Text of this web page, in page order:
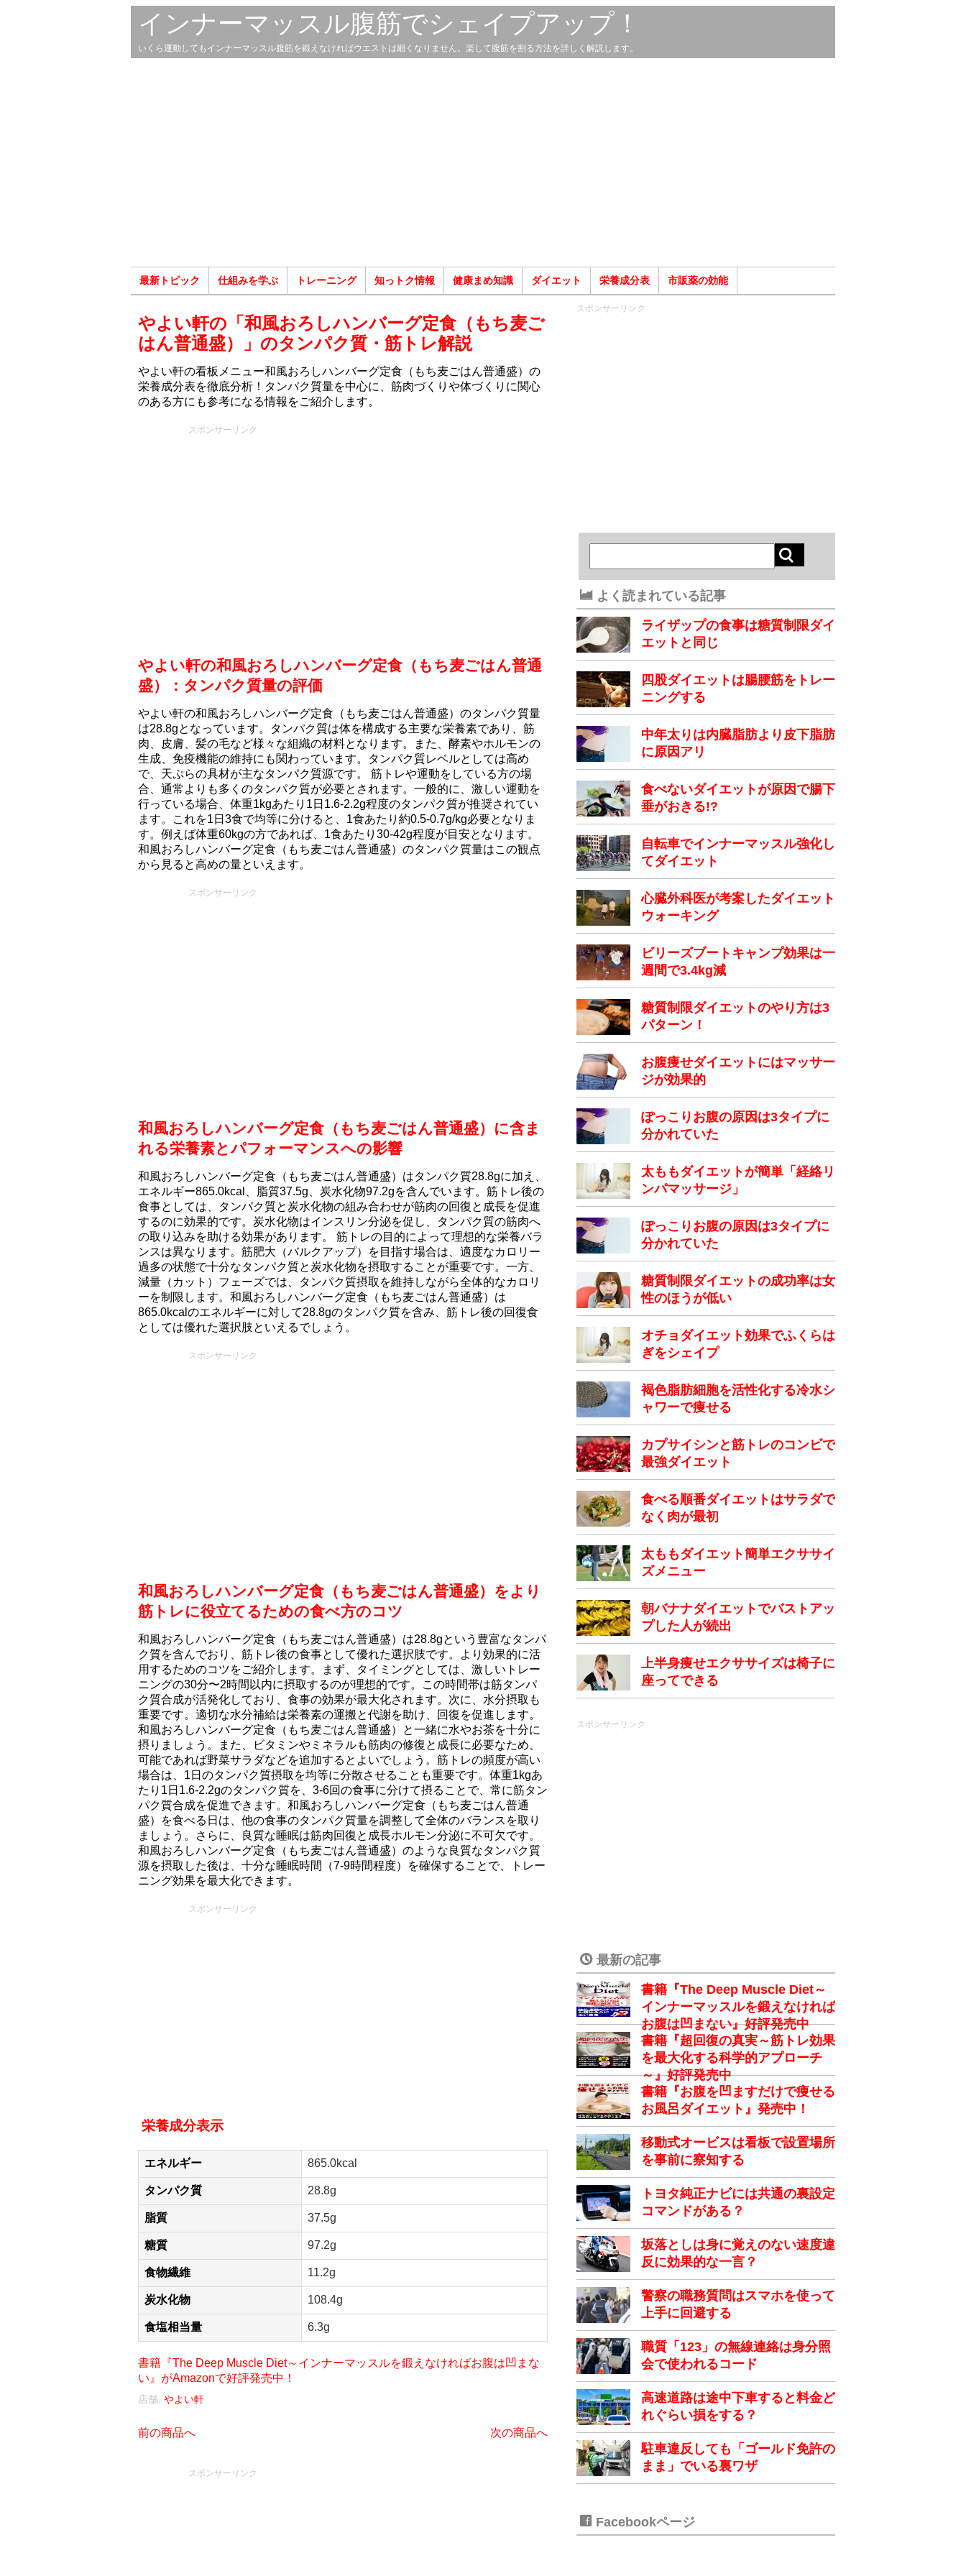
インナーマッスル腹筋でシェイプアップ！
いくら運動してもインナーマッスル腹筋を鍛えなければウエストは細くなりません。楽して腹筋を割る方法を詳しく解説します。
最新トピック 仕組みを学ぶ トレーニング 知っトク情報 健康まめ知識 ダイエット 栄養成分表 市販薬の効能
やよい軒の「和風おろしハンバーグ定食（もち⻨ご
はん普通盛）」のタンパク質・筋トレ解説
やよい軒の看板メニュー和風おろしハンバーグ定食（もち⻨ごはん普通盛）の
栄養成分表を徹底分析！タンパク質量を中心に、筋肉づくりや体づくりに関心
のある方にも参考になる情報をご紹介します。
スポンサーリンク
やよい軒の和風おろしハンバーグ定食（もち⻨ごはん普通
盛）：タンパク質量の評価
やよい軒の和風おろしハンバーグ定食（もち⻨ごはん普通盛）のタンパク質量
は28.8gとなっています。タンパク質は体を構成する主要な栄養素であり、筋
肉、皮膚、髪の毛など様々な組織の材料となります。また、酵素やホルモンの
生成、免疫機能の維持にも関わっています。タンパク質レベルとしては高め
で、天ぷらの具材が主なタンパク質源です。 筋トレや運動をしている方の場
合、通常よりも多くのタンパク質が必要とされます。一般的に、激しい運動を
行っている場合、体重1kgあたり1日1.6-2.2g程度のタンパク質が推奨されてい
ます。これを1日3食で均等に分けると、1食あたり約0.5-0.7g/kg必要となりま
す。例えば体重60kgの方であれば、1食あたり30-42g程度が目安となります。
和風おろしハンバーグ定食（もち⻨ごはん普通盛）のタンパク質量はこの観点
から見ると高めの量といえます。
スポンサーリンク
和風おろしハンバーグ定食（もち⻨ごはん普通盛）に含ま
れる栄養素とパフォーマンスへの影響
和風おろしハンバーグ定食（もち⻨ごはん普通盛）はタンパク質28.8gに加え、
エネルギー865.0kcal、脂質37.5g、炭水化物97.2gを含んでいます。筋トレ後の
食事としては、タンパク質と炭水化物の組み合わせが筋肉の回復と成長を促進
するのに効果的です。炭水化物はインスリン分泌を促し、タンパク質の筋肉へ
の取り込みを助ける効果があります。 筋トレの目的によって理想的な栄養バラ
ンスは異なります。筋肥大（バルクアップ）を目指す場合は、適度なカロリー
過多の状態で十分なタンパク質と炭水化物を摂取することが重要です。一方、
減量（カット）フェーズでは、タンパク質摂取を維持しながら全体的なカロリ
ーを制限します。和風おろしハンバーグ定食（もち⻨ごはん普通盛）は
865.0kcalのエネルギーに対して28.8gのタンパク質を含み、筋トレ後の回復食
としては優れた選択肢といえるでしょう。
スポンサーリンク
和風おろしハンバーグ定食（もち⻨ごはん普通盛）をより
筋トレに役立てるための食べ方のコツ
和風おろしハンバーグ定食（もち⻨ごはん普通盛）は28.8gという豊富なタンパ
ク質を含んでおり、筋トレ後の食事として優れた選択肢です。より効果的に活
用するためのコツをご紹介します。まず、タイミングとしては、激しいトレー
ニングの30分〜2時間以内に摂取するのが理想的です。この時間帯は筋タンパ
ク質合成が活発化しており、食事の効果が最大化されます。次に、水分摂取も
重要です。適切な水分補給は栄養素の運搬と代謝を助け、回復を促進します。
和風おろしハンバーグ定食（もち⻨ごはん普通盛）と一緒に水やお茶を十分に
摂りましょう。また、ビタミンやミネラルも筋肉の修復と成長に必要なため、
可能であれば野菜サラダなどを追加するとよいでしょう。筋トレの頻度が高い
場合は、1日のタンパク質摂取を均等に分散させることも重要です。体重1kgあ
たり1日1.6-2.2gのタンパク質を、3-6回の食事に分けて摂ることで、常に筋タン
パク質合成を促進できます。和風おろしハンバーグ定食（もち⻨ごはん普通
盛）を食べる日は、他の食事のタンパク質量を調整して全体のバランスを取り
ましょう。さらに、良質な睡眠は筋肉回復と成長ホルモン分泌に不可欠です。
和風おろしハンバーグ定食（もち⻨ごはん普通盛）のような良質なタンパク質
源を摂取した後は、十分な睡眠時間（7-9時間程度）を確保することで、トレー
ニング効果を最大化できます。
スポンサーリンク
栄養成分表示
エネルギー 865.0kcal
タンパク質 28.8g
脂質 37.5g
糖質 97.2g
食物繊維 11.2g
炭水化物 108.4g
食塩相当量 6.3g
書籍『The Deep Muscle Diet～インナーマッスルを鍛えなければお腹は凹まな
い』がAmazonで好評発売中！
店舗: やよい軒
前の商品へ 次の商品へ
スポンサーリンク
スポンサーリンク
よく読まれている記事
ライザップの食事は糖質制限ダイ
エットと同じ
四股ダイエットは腸腰筋をトレー
ニングする
中年太りは内臓脂肪より皮下脂肪
に原因アリ
食べないダイエットが原因で腸下
垂がおきる!?
自転車でインナーマッスル強化し
てダイエット
心臓外科医が考案したダイエット
ウォーキング
ビリーズブートキャンプ効果は一
週間で3.4kg減
糖質制限ダイエットのやり方は3
パターン！
お腹痩せダイエットにはマッサー
ジが効果的
ぽっこりお腹の原因は3タイプに
分かれていた
太ももダイエットが簡単「経絡リ
ンパマッサージ」
ぽっこりお腹の原因は3タイプに
分かれていた
糖質制限ダイエットの成功率は女
性のほうが低い
オチョダイエット効果でふくらは
ぎをシェイプ
褐色脂肪細胞を活性化する冷水シ
ャワーで痩せる
カプサイシンと筋トレのコンビで
最強ダイエット
食べる順番ダイエットはサラダで
なく肉が最初
太ももダイエット簡単エクササイ
ズメニュー
朝バナナダイエットでバストアッ
プした人が続出
上半身痩せエクササイズは椅子に
座ってできる
スポンサーリンク
最新の記事
書籍『The Deep Muscle Diet～
インナーマッスルを鍛えなければ
お腹は凹まない』好評発売中
書籍『超回復の真実～筋トレ効果
を最大化する科学的アプローチ
～』好評発売中
書籍『お腹を凹ますだけで痩せる
お風呂ダイエット』発売中！
移動式オービスは看板で設置場所
を事前に察知する
トヨタ純正ナビには共通の裏設定
コマンドがある？
坂落としは身に覚えのない速度違
反に効果的な一言？
警察の職務質問はスマホを使って
上手に回避する
職質「123」の無線連絡は身分照
会で使われるコード
高速道路は途中下車すると料金ど
れぐらい損をする？
駐車違反しても「ゴールド免許の
まま」でいる裏ワザ
Facebookページ